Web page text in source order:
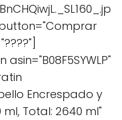
Encrespado y
Total: 2640 ml"